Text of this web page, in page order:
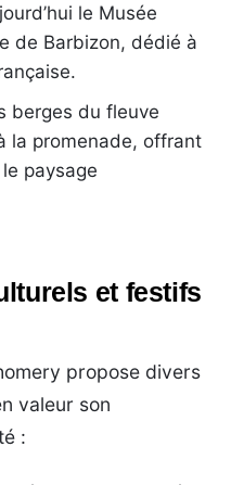
le Musée
de Barbizon, dédié à
berges du fleuve
la promenade, offrant
paysage
et festifs
propose divers
valeur son
: